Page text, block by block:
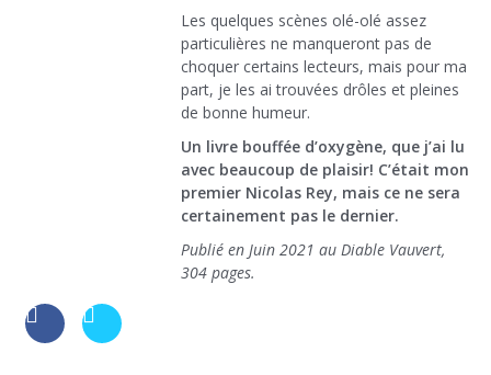
Les quelques scènes olé-olé assez
particulières ne manqueront pas de
choquer certains lecteurs, mais pour ma
part, je les ai trouvées drôles et pleines
de bonne humeur.
Un livre bouffée d’oxygène, que j’ai lu
avec beaucoup de plaisir! C’était mon
premier Nicolas Rey, mais ce ne sera
certainement pas le dernier.
Publié en Juin 2021 au Diable Vauvert,
304 pages.